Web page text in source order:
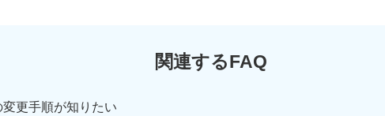
関連するFAQ
更手順が知りたい